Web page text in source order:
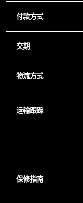
付款方式
交期
物流方式
运输跟踪
保修指南